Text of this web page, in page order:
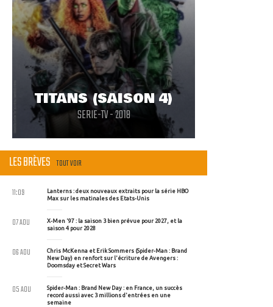
TITANS (SAISON 4)
SERIE-TV - 2018
LES BRÈVES TOUT VOIR
Lanterns : deux nouveaux extraits pour la série HBO
Max sur les matinales des Etats-Unis
11:09
X-Men '97 : la saison 3 bien prévue pour 2027, et la
saison 4 pour 2028
07 AOU
Chris McKenna et Erik Sommers (Spider-Man : Brand
New Day) en renfort sur l'écriture de Avengers :
Doomsday et Secret Wars
06 AOU
Spider-Man : Brand New Day : en France, un succès
record aussi avec 3 millions d'entrées en une
semaine
05 AOU